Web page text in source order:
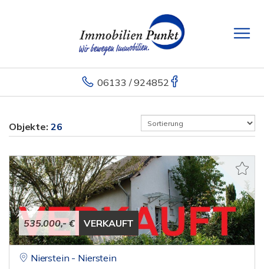
06133 / 924852
Objekte: 26
535.000,- € VERKAUFT
Nierstein - Nierstein